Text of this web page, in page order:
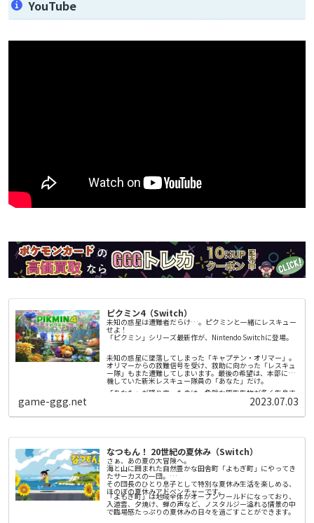
YouTube
ピクミン4（Switch）
未知の惑星は遭難者だらけ…。ピクミンと一緒にレスキュー
せよ！
「ピクミン」シリーズ最新作が、Nintendo Switchに登場。
未知の惑星に墜落してしまった「キャプテン・オリマー」。
オリマーからの救難信号を受け、救助に向かった「レスキュ
ー隊」もまた遭難してしまいます。最後の希望は、本部に待
機していた新米レスキュー隊員の「あなた」だけ。
「あなた」が降り立ったのは、危険な原生生物が多く生息す
る謎の惑星。そこで出会ったふしぎな生き物「ピクミン」の
ピクミンは地面からひっこぬくと、ぞろぞろとついてきま
人公のためにせっせと働いてくれます。
ピクミンは、原生生物にも勇敢に立ち向かいます。1匹1匹は
か弱く、ときには食べられてしまうこともありますが、たく
さんのピクミンが力を合わせれば、大きな相手も倒すことが
できます。
ピクミンには、さまざまな種類がいます。「赤ピクミン」は
火に強く、「青ピクミン」は水中を泳ぐことができる…とい
ったような、いろいろな特徴があります。
game-ggg.net 2023.07.03
なつもん！ 20世紀の夏休み（Switch）
さぁ、あの夏の大冒険へ。
海と山に囲まれた自然豊かな田舎町「よもぎ町」にやってき
たサーカスの一団。
その団長のひとり息子として特別な夏休み生活を楽しめる、
ほのぼの夏休みアドベンチャーです。
「よもぎ町」は地域全体がオープンワールドになっており、
入道雲、夕焼け、蝉の声など、ノスタルジー溢れる情景の中
で臨場感たっぷりの夏休みの日々を過ごすことができます。